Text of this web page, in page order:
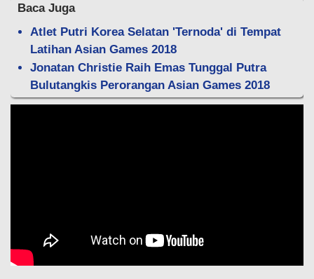
Baca Juga
Atlet Putri Korea Selatan 'Ternoda' di Tempat
Latihan Asian Games 2018
Jonatan Christie Raih Emas Tunggal Putra
Bulutangkis Perorangan Asian Games 2018